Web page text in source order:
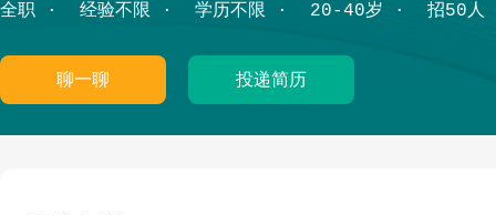
全职 经验不限 学历不限 20-40岁 招50人
聊一聊 投递简历